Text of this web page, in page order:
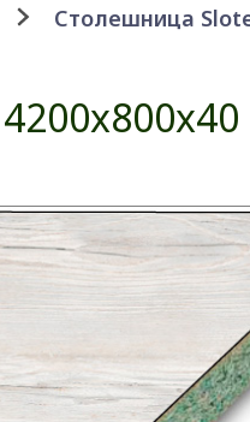
Столешница